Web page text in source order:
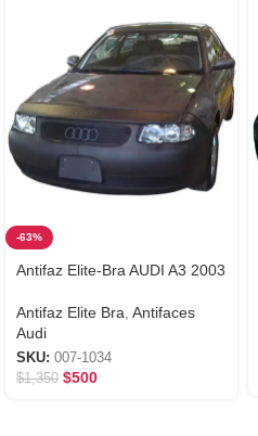
-63%
Antifaz Elite-Bra AUDI A3 2003
Antifaz Elite Bra Antifaces
Audi
SKU: 007-1034
$1,350 $500